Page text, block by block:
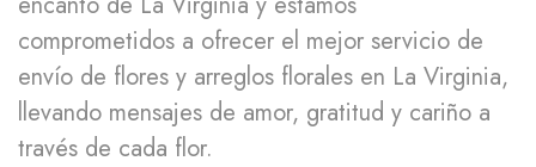
comprometidos a ofrecer el mejor servicio de
envío de flores y arreglos florales en La Virginia,
llevando mensajes de amor, gratitud y cariño a
través de cada flor.